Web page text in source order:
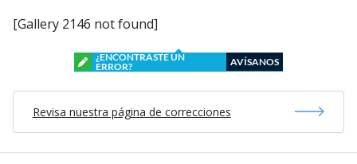
[Gallery 2146 not found]
¿ENCONTRASTE UN
ERROR?
AVÍSANOS
Revisa nuestra página de correcciones